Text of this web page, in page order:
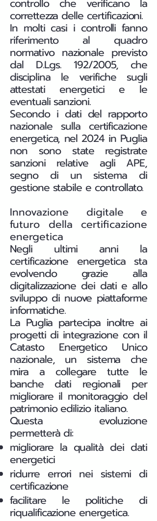
controllo che verificano la
correttezza delle certificazioni.
In molti casi i controlli fanno
riferimento al quadro
normativo nazionale previsto
dal D.Lgs. 192/2005, che
disciplina le verifiche sugli
attestati energetici e le
eventuali sanzioni.
Secondo i dati del rapporto
nazionale sulla certificazione
energetica, nel 2024 in Puglia
non sono state registrate
sanzioni relative agli APE,
segno di un sistema di
gestione stabile e controllato.
Innovazione digitale e
futuro della certificazione
energetica
Negli ultimi anni la
certificazione energetica sta
evolvendo grazie alla
digitalizzazione dei dati e allo
sviluppo di nuove piattaforme
informatiche.
La Puglia partecipa inoltre ai
progetti di integrazione con il
Catasto Energetico Unico
nazionale, un sistema che
mira a collegare tutte le
banche dati regionali per
migliorare il monitoraggio del
patrimonio edilizio italiano.
Questa evoluzione
permetterà di:
migliorare la qualità dei dati
energetici
ridurre errori nei sistemi di
certificazione
facilitare le politiche di
riqualificazione energetica.